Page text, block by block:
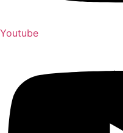
Youtube